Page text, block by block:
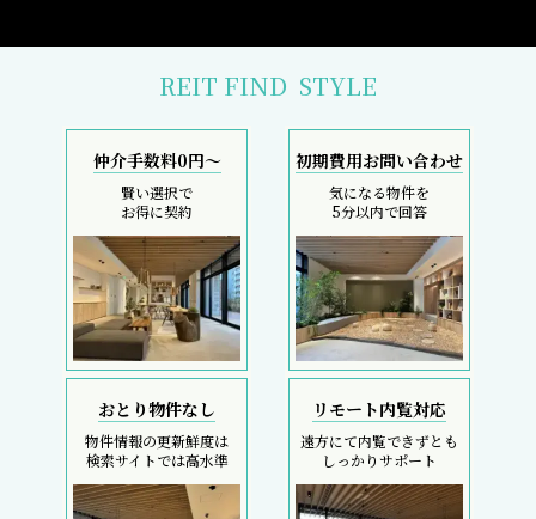
REIT FIND STYLE
仲介手数料0円～
賢い選択で
お得に契約
初期費用お問い合わせ
気になる物件を
5分以内で回答
おとり物件なし
物件情報の更新鮮度は
検索サイトでは高水準
リモート内覧対応
遠方にて内覧できずとも
しっかりサポート